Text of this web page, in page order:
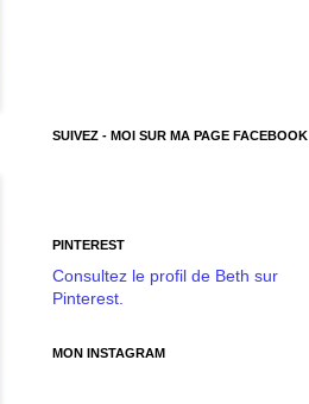
SUIVEZ - MOI SUR MA PAGE FACEBOOK
PINTEREST
Consultez le profil de Beth sur
Pinterest.
MON INSTAGRAM